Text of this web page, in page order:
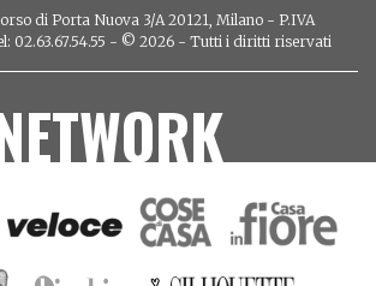
di Porta Nuova 3/A 20121, Milano - P.IVA
02.63.67.54.55 - © 2026 - Tutti i diritti riservati